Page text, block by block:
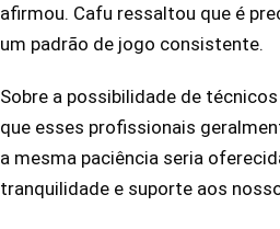
afirmou. Cafu ressaltou que é
um padrão de jogo consistente.
Sobre a possibilidade de
que esses profissionais
a mesma paciência seria
tranquilidade e suporte aos